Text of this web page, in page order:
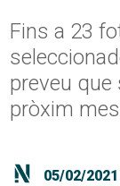
Fins a 23
preveu que
pròxim
05/02/2021